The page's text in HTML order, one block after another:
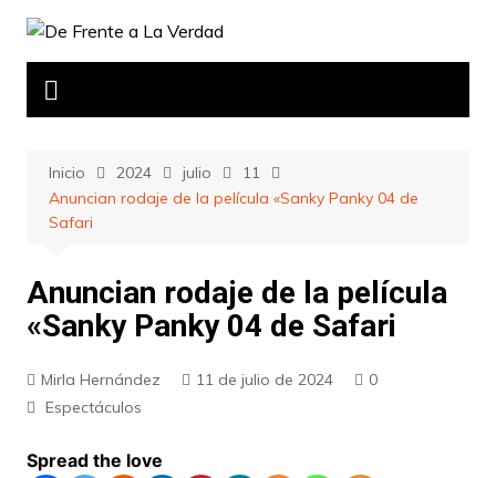
Saltar
contenido
Inicio 2024 julio
11
Anuncian rodaje de la película «Sanky Panky 04 de
Safari
Anuncian rodaje de la película
«Sanky Panky 04 de Safari
Mirla Hernández 11 de julio de 2024
0
Espectáculos
Spread the love